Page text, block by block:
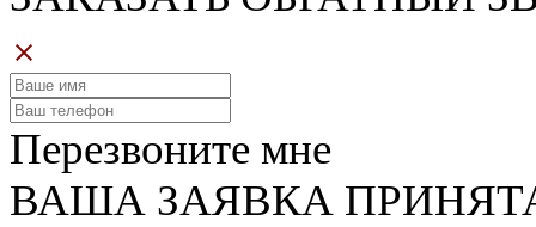
Перезвоните мне
ВАША ЗАЯВКА